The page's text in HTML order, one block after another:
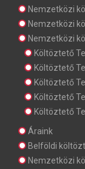
Nemzetközi
Nemzetközi
Nemzetközi
Költöztető
Költöztető
Költöztető
Költöztető
Költöztető
Áraink
Belföldi
Nemzetközi